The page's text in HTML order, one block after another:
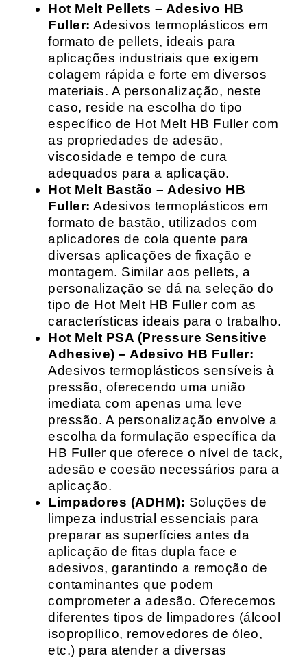
Hot Melt Pellets – Adesivo HB
Fuller: Adesivos termoplásticos em
formato de pellets, ideais para
aplicações industriais que exigem
colagem rápida e forte em diversos
materiais. A personalização, neste
caso, reside na escolha do tipo
específico de Hot Melt HB Fuller com
as propriedades de adesão,
viscosidade e tempo de cura
adequados para a aplicação.
Hot Melt Bastão – Adesivo HB
Fuller: Adesivos termoplásticos em
formato de bastão, utilizados com
aplicadores de cola quente para
diversas aplicações de fixação e
montagem. Similar aos pellets, a
personalização se dá na seleção do
tipo de Hot Melt HB Fuller com as
características ideais para o trabalho.
Hot Melt PSA (Pressure Sensitive
Adhesive) – Adesivo HB Fuller:
Adesivos termoplásticos sensíveis à
pressão, oferecendo uma união
imediata com apenas uma leve
pressão. A personalização envolve a
escolha da formulação específica da
HB Fuller que oferece o nível de tack,
adesão e coesão necessários para a
aplicação.
Limpadores (ADHM): Soluções de
limpeza industrial essenciais para
preparar as superfícies antes da
aplicação de fitas dupla face e
adesivos, garantindo a remoção de
contaminantes que podem
comprometer a adesão. Oferecemos
diferentes tipos de limpadores (álcool
isopropílico, removedores de óleo,
etc.) para atender a diversas